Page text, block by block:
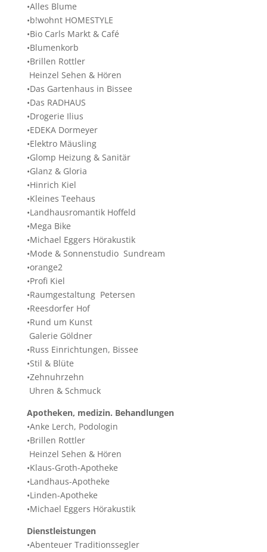
•Alles Blume
•b!wohnt HOMESTYLE
•Bio Carls Markt & Café
•Blumenkorb
•Brillen Rottler
Heinzel Sehen & Hören
•Das Gartenhaus in Bissee
•Das RADHAUS
•Drogerie Ilius
•EDEKA Dormeyer
•Elektro Mäusling
•Glomp Heizung & Sanitär
•Glanz & Gloria
•Hinrich Kiel
•Kleines Teehaus
•Landhausromantik Hoffeld
•Mega Bike
•Michael Eggers Hörakustik
•Mode & Sonnenstudio Sundream
•orange2
•Profi Kiel
•Raumgestaltung Petersen
•Reesdorfer Hof
•Rund um Kunst
Galerie Göldner
•Russ Einrichtungen, Bissee
•Stil & Blüte
•Zehnuhrzehn
Uhren & Schmuck
Apotheken, medizin. Behandlungen
•Anke Lerch, Podologin
•Brillen Rottler
Heinzel Sehen & Hören
•Klaus-Groth-Apotheke
•Landhaus-Apotheke
•Linden-Apotheke
•Michael Eggers Hörakustik
Dienstleistungen
•Abenteuer Traditionssegler